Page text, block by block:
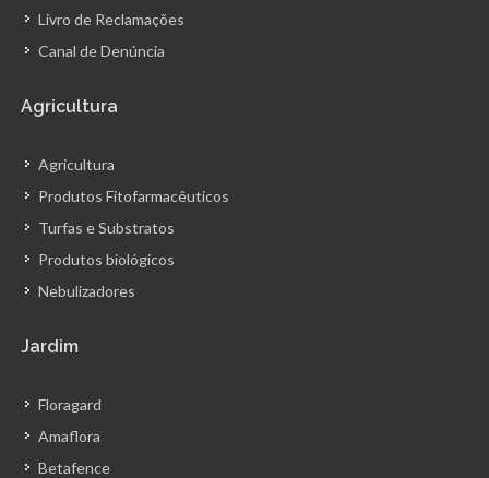
Livro de Reclamações
Canal de Denúncia
Agricultura
Agricultura
Produtos Fitofarmacêuticos
Turfas e Substratos
Produtos biológicos
Nebulizadores
Jardim
Floragard
Amaflora
Betafence